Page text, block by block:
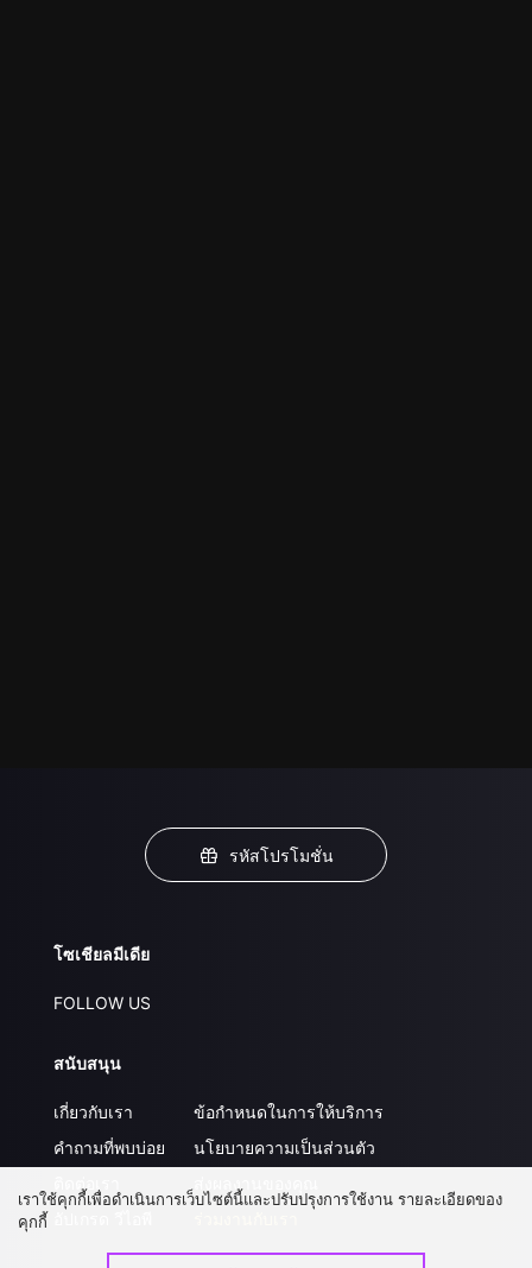
รหัสโปรโมชั่น
โซเชียลมีเดีย
FOLLOW US
สนับสนุน
เกี่ยวกับเรา
คำถามที่พบบ่อย
ข้อกำหนดในการให้บริการ
นโยบายความเป็นส่วนตัว
เราใช้คุกกี้เพื่อดำเนินการเว็บไซต์นี้และปรับปรุงการใช้งาน รายละเอียดของ
คุกกี้